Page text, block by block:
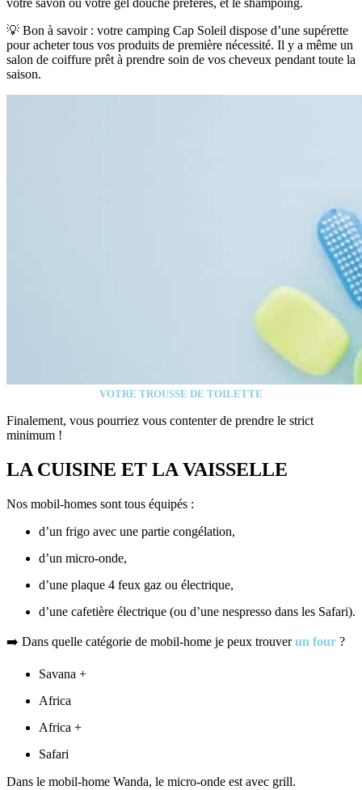
votre savon ou votre gel douche préférés, et le shampoing.
💡 Bon à savoir : votre camping Cap Soleil dispose d’une supérette
pour acheter tous vos produits de première nécessité. Il y a même un
salon de coiffure prêt à prendre soin de vos cheveux pendant toute la
saison.
VOTRE TROUSSE DE TOILETTE
Finalement, vous pourriez vous contenter de prendre le strict
minimum !
LA CUISINE ET LA VAISSELLE
Nos mobil-homes sont tous équipés :
d’un frigo avec une partie congélation,
d’un micro-onde,
d’une plaque 4 feux gaz ou électrique,
d’une cafetière électrique (ou d’une nespresso dans les Safari).
➡️ Dans quelle catégorie de mobil-home je peux trouverun four ?
Savana +
Africa
Africa +
Safari
Dans le mobil-home Wanda, le micro-onde est avec grill.